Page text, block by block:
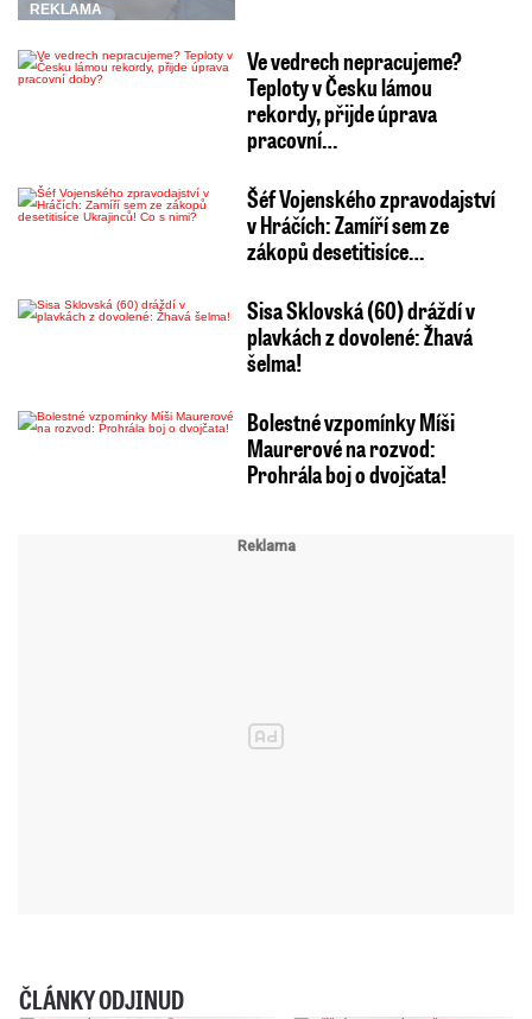
REKLAMA
Ve vedrech nepracujeme?
Teploty v Česku lámou
rekordy, přijde úprava
pracovní…
Šéf Vojenského zpravodajství
v Hráčích: Zamíří sem ze
zákopů desetitisíce…
Sisa Sklovská (60) dráždí v
plavkách z dovolené: Žhavá
šelma!
Bolestné vzpomínky Míši
Maurerové na rozvod:
Prohrála boj o dvojčata!
ČLÁNKY ODJINUD